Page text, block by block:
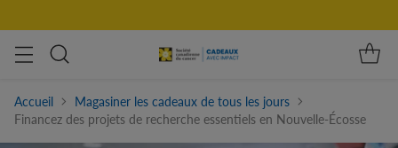
Accueil
Magasiner les cadeaux de tous les jours
Financez des projets de recherche essentiels en Nouvelle-Écosse